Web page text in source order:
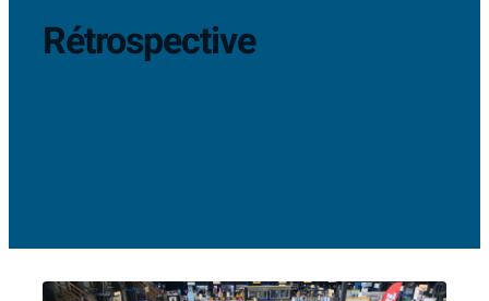
Rétrospective